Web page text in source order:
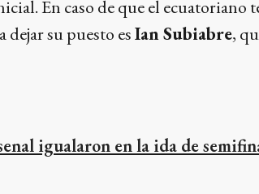
En caso de que el ecuatoriano
su puesto esIan Subiabre,
igualaron en la ida de